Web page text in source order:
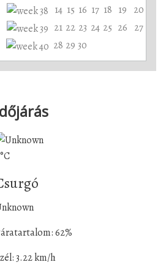
14 15 16 17 18 19 20
21 22 23 24 25 26 27
28 29 30
62%
3.22 km/h